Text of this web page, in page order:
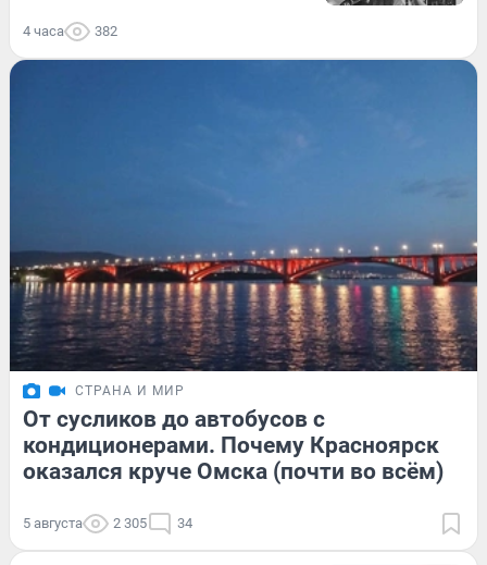
4 часа 382
СТРАНА И МИР
От сусликов до автобусов с
кондиционерами. Почему Красноярск
оказался круче Омска (почти во всём)
5 августа 2 305 34